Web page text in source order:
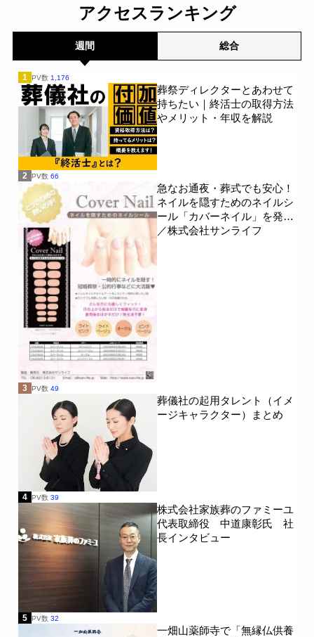
て400名を対象に意識調査
アクセスランキング
週間 総合
1 PV数 1,176
葬祭ディレクターとあわせて
持ちたい｜終活士の取得方法
やメリット・年収を解説
2 PV数 66
急なお通夜・葬式でも安心！
ネイルを隠すためのネイルシ
ール「カバーネイル」を発売
／株式会社サンライフ
3 PV数 49
葬儀社の起用タレント（イメ
ージキャラクター）まとめ
4 PV数 39
株式会社家族葬のファミーユ
代表取締役 中道康彰氏 社
長インタビュー
5 PV数 32
一畑山薬師寺で「無縁仏供養